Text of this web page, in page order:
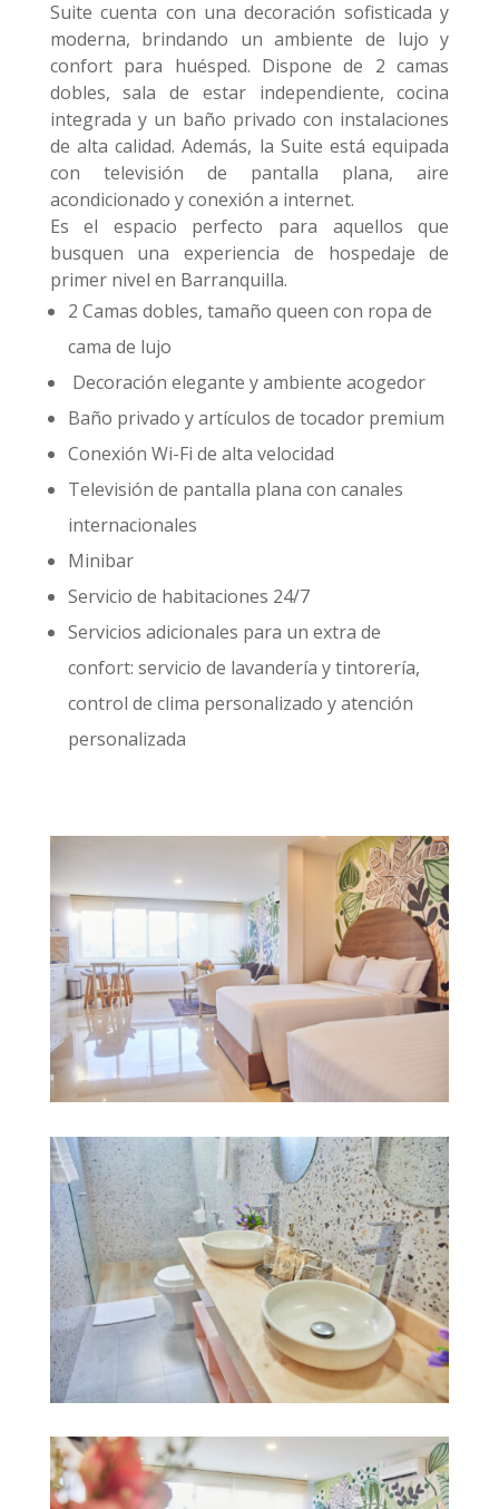
Suite cuenta con una decoración sofisticada y
moderna, brindando un ambiente de lujo y
confort para huésped. Dispone de 2 camas
dobles, sala de estar independiente, cocina
integrada y un baño privado con instalaciones
de alta calidad. Además, la Suite está equipada
con televisión de pantalla plana, aire
acondicionado y conexión a internet.
Es el espacio perfecto para aquellos que
busquen una experiencia de hospedaje de
primer nivel en Barranquilla.
2 Camas dobles, tamaño queen con ropa de
cama de lujo
Decoración elegante y ambiente acogedor
Baño privado y artículos de tocador premium
Conexión Wi-Fi de alta velocidad
Televisión de pantalla plana con canales
internacionales
Minibar
Servicio de habitaciones 24/7
Servicios adicionales para un extra de
confort: servicio de lavandería y tintorería,
control de clima personalizado y atención
personalizada